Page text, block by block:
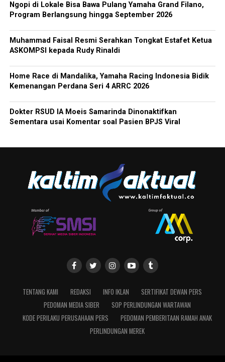
Ngopi di Lokale Bisa Bawa Pulang Yamaha Grand Filano,
Program Berlangsung hingga September 2026
Muhammad Faisal Resmi Serahkan Tongkat Estafet Ketua
ASKOMPSI kepada Rudy Rinaldi
Home Race di Mandalika, Yamaha Racing Indonesia Bidik
Kemenangan Perdana Seri 4 ARRC 2026
Dokter RSUD IA Moeis Samarinda Dinonaktifkan
Sementara usai Komentar soal Pasien BPJS Viral
TENTANG KAMI REDAKSI INFO IKLAN
SERTIFIKAT DEWAN PERS
PEDOMAN MEDIA SIBER
SOP PERLINDUNGAN WARTAWAN
KODE PERILAKU PERUSAHAAN PERS
PEDOMAN PEMBERITAAN RAMAH ANAK
PERLINDUNGAN MEREK